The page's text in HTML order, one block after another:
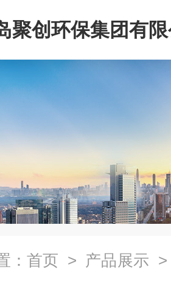
聚创环保集团有
： 首页 > 产品展示